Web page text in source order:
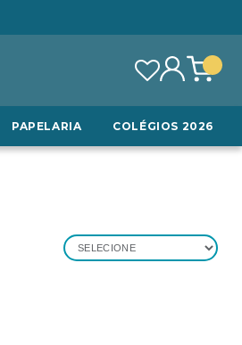
PAPELARIA COLÉGIOS 2026
SELECIONE